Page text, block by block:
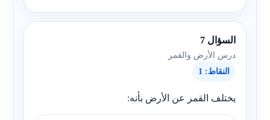
السؤال 7
درس الأرض والقمر
النقاط: 1
يختلف القمر عن الأرض بأنه: